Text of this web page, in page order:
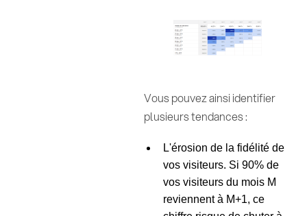
Vous pouvez ainsi identifier
plusieurs tendances :
L'érosion de la fidélité de
vos visiteurs. Si 90% de
vos visiteurs du mois M
reviennent à M+1, ce